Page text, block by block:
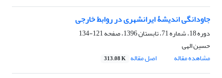
جاودانگی اندیشۀ ایرانشهری در روابط خارجی
دوره 18، شماره 71، تابستان 1396، صفحه
121-134
حسین الهی
مشاهده مقاله
اصل مقاله 313.08 K